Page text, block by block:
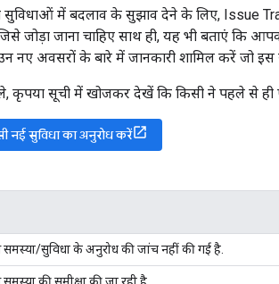
में बदलाव के सुझाव देने के लिए, Issue
जोड़ा जाना चाहिए साथ ही, यह भी बताएं कि
नए अवसरों के बारे में जानकारी शामिल करें जो
कृपया सूची में खोजकर देखें कि किसी ने पहले से ही
नई सुविधा का अनुरोध करें
समस्या/सुविधा के अनुरोध की जांच नहीं की गई है.